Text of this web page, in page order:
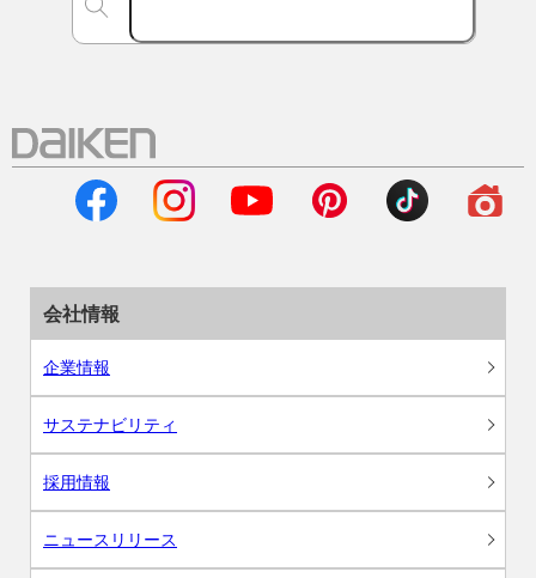
会社情報
企業情報
サステナビリティ
採用情報
ニュースリリース